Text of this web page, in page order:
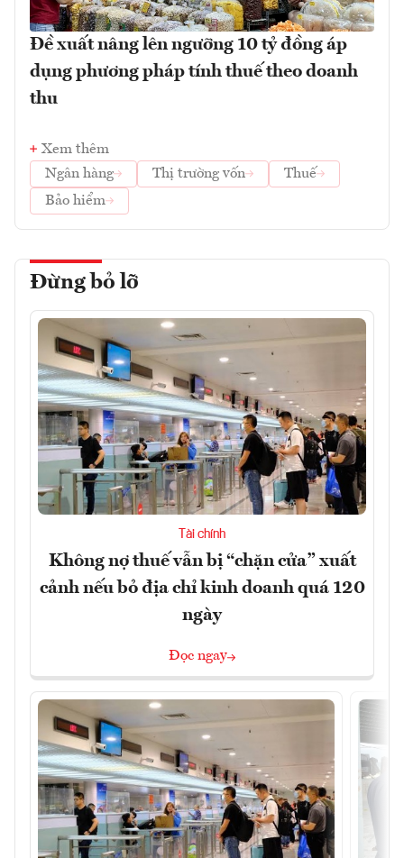
Đề xuất nâng lên ngưỡng 10 tỷ đồng áp
dụng phương pháp tính thuế theo doanh
thu
Xem thêm
Ngân hàng
Thị trường vốn
Thuế
Bảo hiểm
Đừng bỏ lỡ
Tài chính
Không nợ thuế vẫn bị “chặn cửa” xuất
cảnh nếu bỏ địa chỉ kinh doanh quá 120
ngày
Đọc ngay